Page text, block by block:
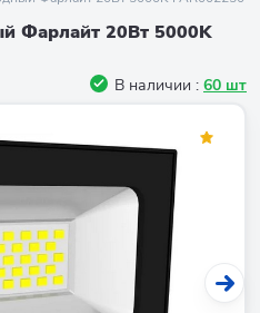
Фарлайт 20Вт 5000K
В наличии : 60 шт